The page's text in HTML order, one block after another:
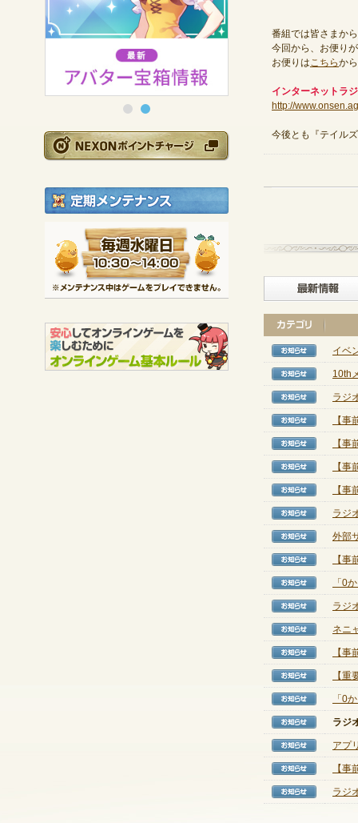
NEXONポイントチ
※メンテナンス中は
番組では皆さまか
今回から、お便り
お便りはこちらか
インターネットラ
http://
今後とも『テイル
【お
イベ
【お
10th
【お
ラジ
【お
【
【お
【
【お
【
【お
【
【お
ラジ
【お
外部
【お
【
【お
「0
【お
ラジ
【お
ネニ
【お
【
【お
【
【お
「0
【お
ラジ
【お
アプ
【お
【
【お
ラジ